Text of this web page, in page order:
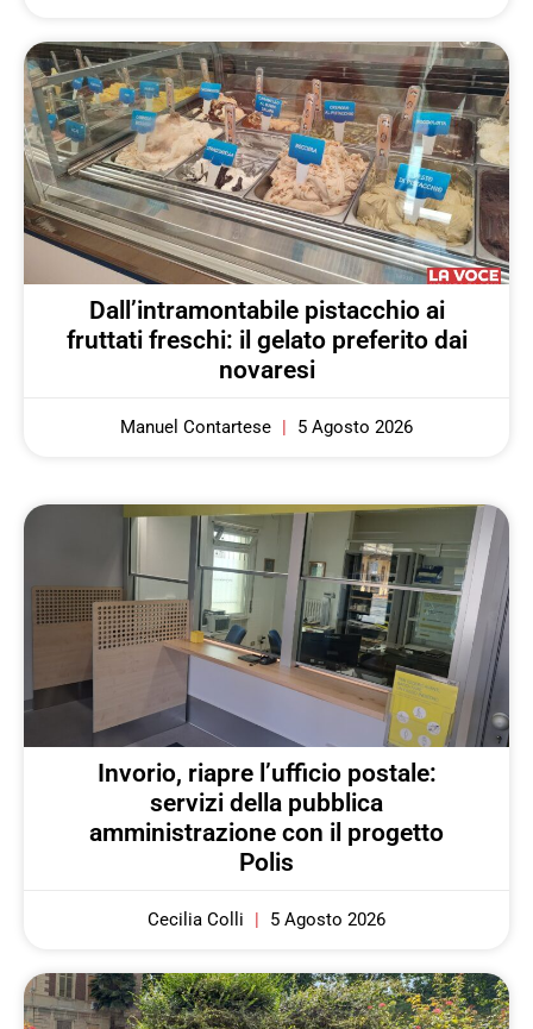
Dall’intramontabile pistacchio ai
fruttati freschi: il gelato preferito dai
novaresi
Manuel Contartese 5 Agosto 2026
Invorio, riapre l’ufficio postale:
servizi della pubblica
amministrazione con il progetto
Polis
Cecilia Colli 5 Agosto 2026